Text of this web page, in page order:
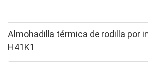
Almohadilla térmica de rodilla por
H41K1